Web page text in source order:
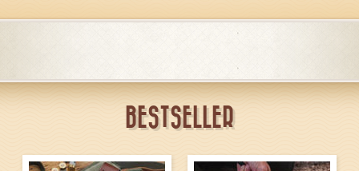
BESTSELLER